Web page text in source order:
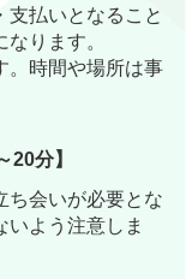
支払いとなること
ります。
。時間や場所は事
20分】
ち会いが必要とな
いよう注意しま